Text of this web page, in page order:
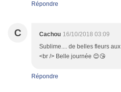
Répondre
C Cachou 16/10/2018 03:09
Sublime.... de belles fleurs
<br /> Belle journée 😊😘
Répondre